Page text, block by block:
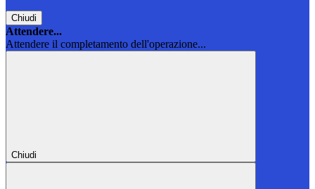
Chiudi
Attendere...
Attendere il completamento dell'operazione...
Chiudi